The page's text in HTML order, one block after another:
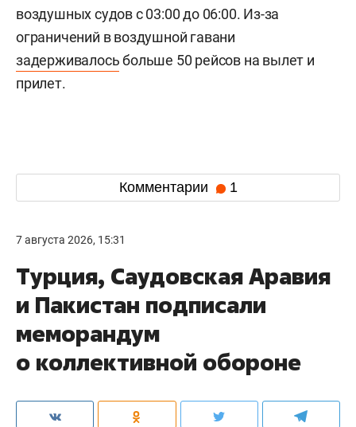
воздушных судов с 03:00 до 06:00. Из-за
ограничений в воздушной гавани
задерживалосьбольше 50 рейсов на вылет и
прилет.
Комментарии 1
7 августа 2026, 15:31
Турция, Саудовская Аравия
и Пакистан подписали
меморандум
о коллективной обороне